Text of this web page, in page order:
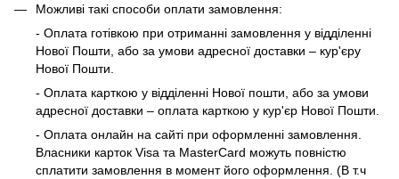
Можливі такі способи оплати замовлення:
- Оплата готівкою при отриманні замовлення у відділенні
Нової Пошти, або за умови адресної доставки – кур'єру
Нової Пошти.
- Оплата карткою у відділенні Нової пошти, або за умови
адресної доставки – оплата карткою у кур'єр Нової Пошти.
- Оплата онлайн на сайті при оформленні замовлення.
Власники карток Visa та MasterCard можуть повністю
сплатити замовлення в момент його оформлення. (В т.ч